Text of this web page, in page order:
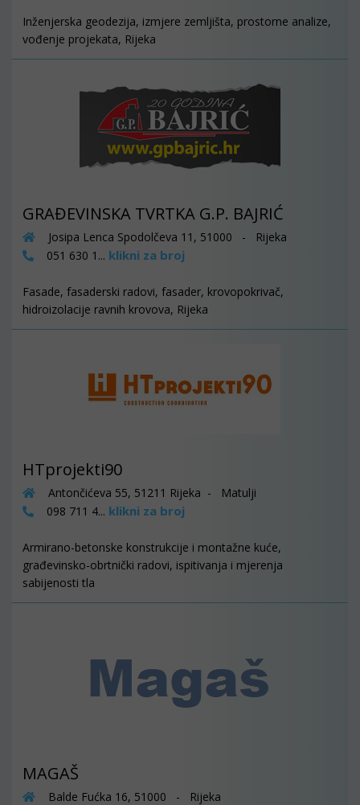
Inženjerska geodezija, izmjere zemljišta, prostorne analize,
vođenje projekata, Rijeka
GRAĐEVINSKA TVRTKA G.P. BAJRIĆ
Josipa Lenca Spodolčeva 11, 51000 - Rijeka
051 630 1... klikni za broj
Fasade, fasaderski radovi, fasader, krovopokrivač,
hidroizolacije ravnih krovova, Rijeka
HTprojekti90
Antončićeva 55, 51211 Rijeka - Matulji
098 711 4... klikni za broj
Armirano-betonske konstrukcije i montažne kuće,
građevinsko-obrtnički radovi, ispitivanja i mjerenja
sabijenosti tla
MAGAŠ
Balde Fućka 16, 51000 - Rijeka